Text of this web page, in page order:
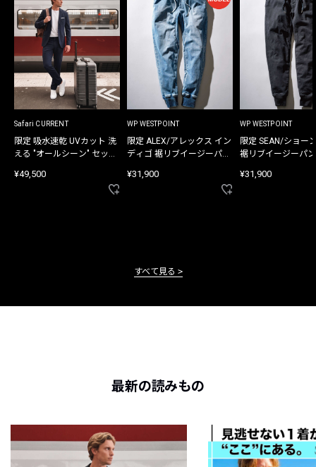
Safari CURRENT
限定 吸水速乾 UVカット 洗
える "オールシーン" セット
¥49,500
WP WESTPOINT
限定 ALEX/アレックス イン
ディゴ 裾リブイージーパン
¥31,900
WP WESTPOINT
限定 SEAN/ショー
裾リブイージーパ
¥31,900
すべて見る
最新の読みもの